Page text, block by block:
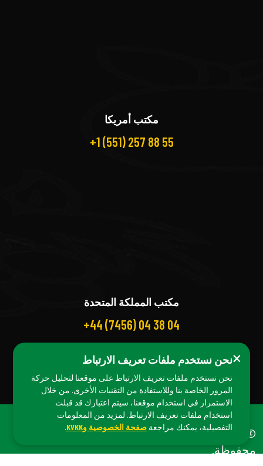
مكتب أمريكا
+1 (551) 257 88 55
مكتب المملكة المتحدة
+44 (7456) 04 38 04
© حقوق الطبع والنشر 2025 Orgibite. جميع الحقوق
محفوظة.
×نحن نستخدم ملفات تعريف الارتباط
نحن نستخدم ملفات تعريف الارتباط على موقعنا لتحليل حركة
المرور الخاصة بنا وللاستفادة من التقنيات الأخرى. من خلال
الاستمرار في استخدام موقعنا، سيتم اعتبارك قد قبلت
استخدام ملفات تعريف الارتباط. لمزيد من المعلومات
التفصيلية، يمكنك مراجعةصفحة الخصوصية وKVKK .